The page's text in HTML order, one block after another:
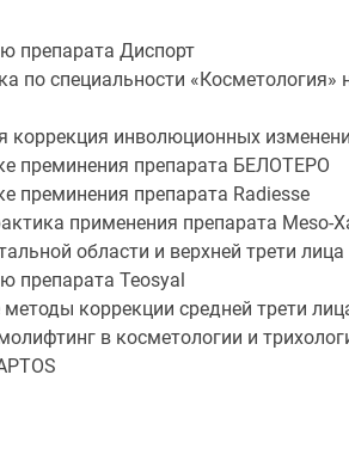
препарата Диспорт
по специальности
коррекция инволюционных
преминения препарата БЕЛОТЕРО
преминения препарата Radiesse
применения препарата Meso-
области и верхней трети лица
препарата Teosyal
коррекции средней трети
в косметологии и